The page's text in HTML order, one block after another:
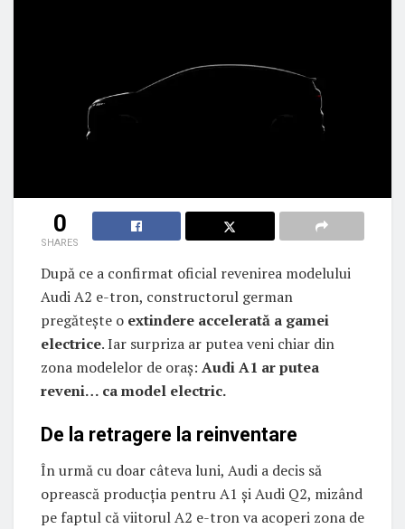
0
SHARES
După ce a confirmat oficial revenirea modelului
Audi A2 e-tron, constructorul german
pregătește o extindere accelerată a gamei
electrice. Iar surpriza ar putea veni chiar din
zona modelelor de oraș: Audi A1 ar putea
reveni… ca model electric.
De la retragere la reinventare
În urmă cu doar câteva luni, Audi a decis să
oprească producția pentru A1 și Audi Q2, mizând
pe faptul că viitorul A2 e-tron va acoperi zona de